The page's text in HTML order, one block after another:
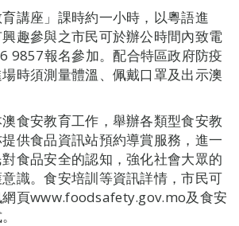
育講座」課時約一小時，以粵語進
趣參與之市民可於辦公時間內致電
9857報名參加。配合特區政府防疫
時須測量體溫、佩戴口罩及出示澳
食安教育工作，舉辦各類型食安教
供食品資訊站預約導賞服務，進一
食品安全的認知，強化社會大眾的
識。食安培訓等資訊詳情，市民可
網頁www.foodsafety.gov.mo及食安